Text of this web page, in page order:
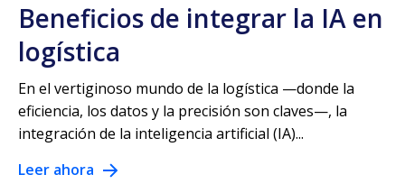
Beneficios de integrar la IA en
logística
En el vertiginoso mundo de la logística —donde la
eficiencia, los datos y la precisión son claves—, la
integración de la inteligencia artificial (IA)...
Leer ahora